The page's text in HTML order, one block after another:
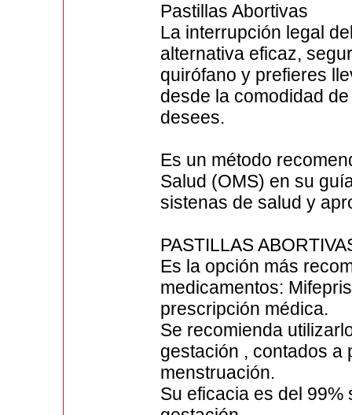
Pastillas Abortivas
La interrupción legal
alternativa eficaz,
quirófano y prefieres
desde la comodidad
desees.
Es un método
Salud (OMS) en su
sistenas de salud y
PASTILLAS
Es la opción más
medicamentos:
prescripción médica.
Se recomienda
gestación , contados a
menstruación.
Su eficacia es del